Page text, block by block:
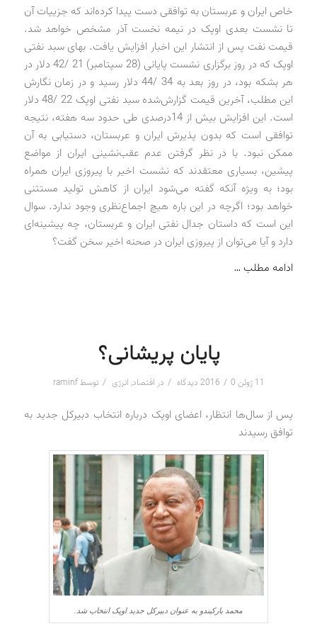
خاص ایران و عربستان به توافقی دست پیدا کرده‌اند که جزییات آن
تا نشست بعدی اوپک در نیمه نخست آذر مشخص خواهد شد.
قیمت نفت پس از انتشار این اخبار افزایش یافت. بهای سبد نفتی
اوپک که در روز برگزاری نشست پایانی (28 سپتامبر) 21 /42 دلار در
هر بشکه بود، در روز بعد به 34 /44 دلار رسید و در زمان نگارش
این مطلب، آخرین قیمت گزارش‌شده سبد نفتی اوپک 22 /48 دلار
است. این افزایش بیش از 14درصدی طی حدود سه هفته، نتیجه
توافقی است که بدون پذیرش ایران و عربستان، دستیابی به آن
ممکن نبود. با در نظر گرفتن عدم عقب‌نشینی ایران از مواضع
پیشین، بسیاری معتقدند که نشست اخیر با پیروزی ایران همراه
بود؛ به ویژه آنکه گفته می‌شود ایران از کاهش تولید مستثنی
خواهد بود؛ اگرچه در این باره هیچ اجماع‌نظری وجود ندارد. سوال
این است که داستان جدال نفتی ایران و عربستان، چه پیشینه‌ای
دارد و آیا می‌توان از پیروزی ایران در صحنه اخیر سخن گفت؟
ادامه مطلب …
پایان پریشانی؟
11 ژوئن 2016 / 0 دیدگاه / در اقتصاد, انرژی / توسطraminf
پس از سال‌ها انتظار، اعضای اوپک درباره انتخاب دبیرکل جدید به
توافق رسیدند
محمد بارکیندو به عنوان دبیرکل جدید اوپک انتخاب شد.